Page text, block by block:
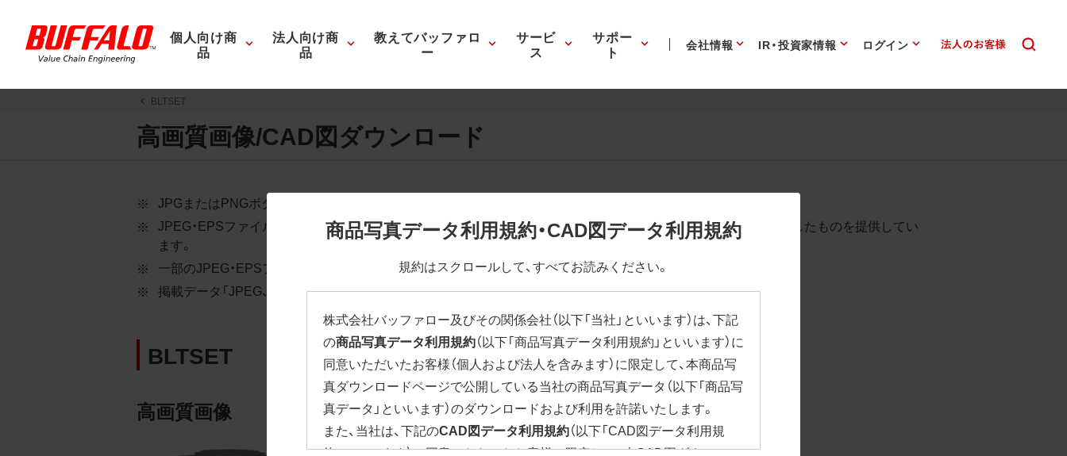
個人向け商
品
法人向け商
品
教えてバッファロ
ー
サービ
ス
サポー
ト 会社情報 IR・投資家情報 ログイン
BLTSET
高画質画像/CAD図ダウンロード
商品写真データ利用規約・CAD図データ利用規約
規約はスクロールして、すべてお読みください。
株式会社バッファロー及びその関係会社（以下「当社」といいます）は、下記
の商品写真データ利用規約（以下「商品写真データ利用規約」といいます）に
同意いただいたお客様（個人および法人を含みます）に限定して、本商品写
真ダウンロードページで公開している当社の商品写真データ（以下「商品写
真データ」といいます）のダウンロードおよび利用を許諾いたします。
また、当社は、下記のCAD図データ利用規約（以下「CAD図データ利用規
約」といいます）に同意いただいたお客様に限定して、本CAD図ダウンロー
JPGまたはPNGボタンを押すと画像の表示。EPSボタンを押すと圧縮ファイルのダウンロードが始まります。
JPEG・EPSファイルにはパスが設定されています。画像編集の際に便利です。PNG画像は原則として背景を透過したものを提供してい
ます。
一部のJPEG・EPSファイルにはパスが設定されていない場合があります。ご了承ください。
掲載データ「JPEG、PNG : 低解像度(RGBカラー)」 「EPS : 高解像度(CMYKカラー)」
BLTSET
高画質画像